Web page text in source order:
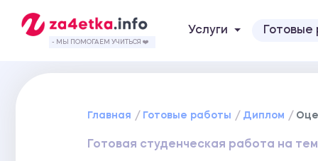
- МЫ ПОМОГАЕМ УЧИТЬСЯ ❤️
Услуги
Главная Готовые работы Диплом
Готовая студенческая работа на